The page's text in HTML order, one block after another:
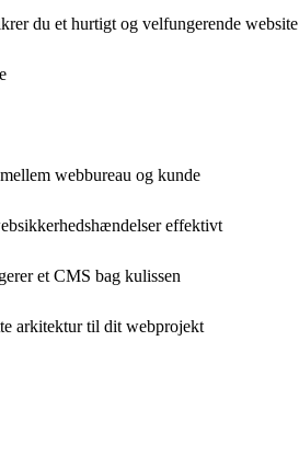
du et hurtigt og velfungerende website
webbureau og kunde
effektivt
et CMS bag kulissen
arkitektur til dit webprojekt